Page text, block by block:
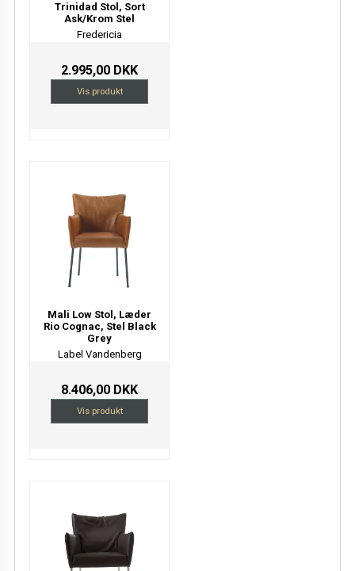
Trinidad Stol, Sort
Ask/Krom Stel
Fredericia
2.995,00 DKK
Vis produkt
Mali Low Stol, Læder
Rio Cognac, Stel Black
Grey
Label Vandenberg
8.406,00 DKK
Vis produkt